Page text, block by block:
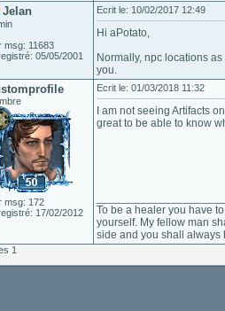
Jelan
msg: 11683
05/05/2001
Ecrit le: 10/02/2017 12:49
Hi aPotato,
Normally, npc locations
you.
msg: 172
17/02/2012
Ecrit le: 01/03/2018 11:32
I am not seeing Artifacts
great to be able to know
To be a healer you have
yourself. My fellow man
side and you shall always
1